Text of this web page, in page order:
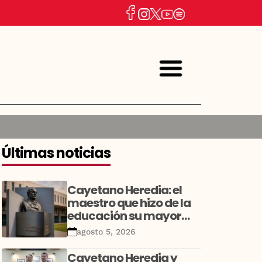
Últimas noticias
Cayetano Heredia: el
maestro que hizo de la
educación su mayor
legado
agosto 5, 2026
Cayetano Heredia y